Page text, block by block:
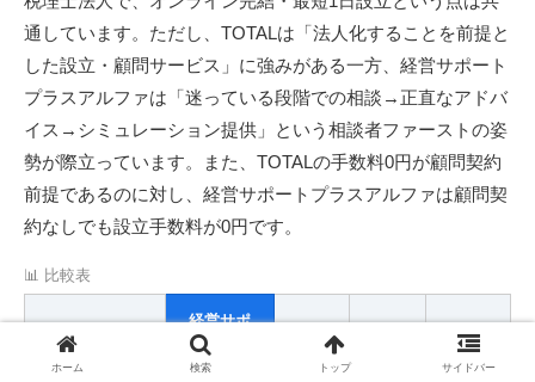
通しています。ただし、TOTALは「法人化することを前提と
した設立・顧問サービス」に強みがある一方、経営サポート
プラスアルファは「迷っている段階での相談→正直なアドバ
イス→シミュレーション提供」という相談者ファーストの姿
勢が際立っています。また、TOTALの手数料0円が顧問契約
前提であるのに対し、経営サポートプラスアルファは顧問契
約なしでも設立手数料が0円です。
📊 比較表
比較項目
経営サポ
ート
プラスア
freee TOTAL
ホーム 検索 トップ サイドバー